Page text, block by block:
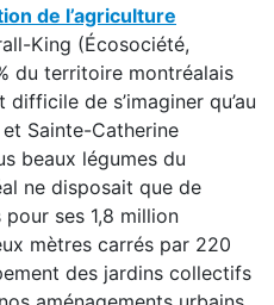
de l’agriculture
King (Écosociété,
du territoire montréalais
de s’imaginer qu’au
Sainte-Catherine
beaux légumes du
ne disposait que de
ses 1,8 million
mètres carrés par 220
des jardins collectifs